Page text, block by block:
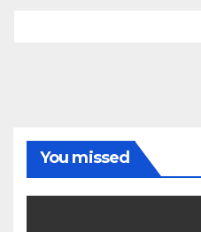
You missed